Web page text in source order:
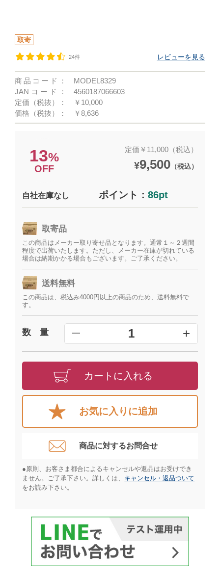
取寄
24件 レビューを見る
商品コード：
MODEL8329
JANコード：
4560187066603
定価（税抜）：
￥10,000
価格（税抜）：
￥8,636
13%
OFF
定価￥11,000（税込）
¥9,500（税込）
自社在庫なし ポイント：86pt
取寄品
この商品はメーカー取り寄せ品となります。通常１～２週間
程度で出荷いたします。ただし、メーカー在庫が切れている
場合は納期かかる場合もございます。ご了承ください。
送料無料
この商品は、税込み4000円以上の商品のため、送料無料で
す。
数 量 ━ 1 +
カートに入れる
お気に入りに追加
商品に対するお問合せ​
●原則、お客さま都合によるキャンセルや返品はお受けでき
ません。ご了承下さい。詳しくは、 キャンセル・返品ついて
をお読み下さい。​